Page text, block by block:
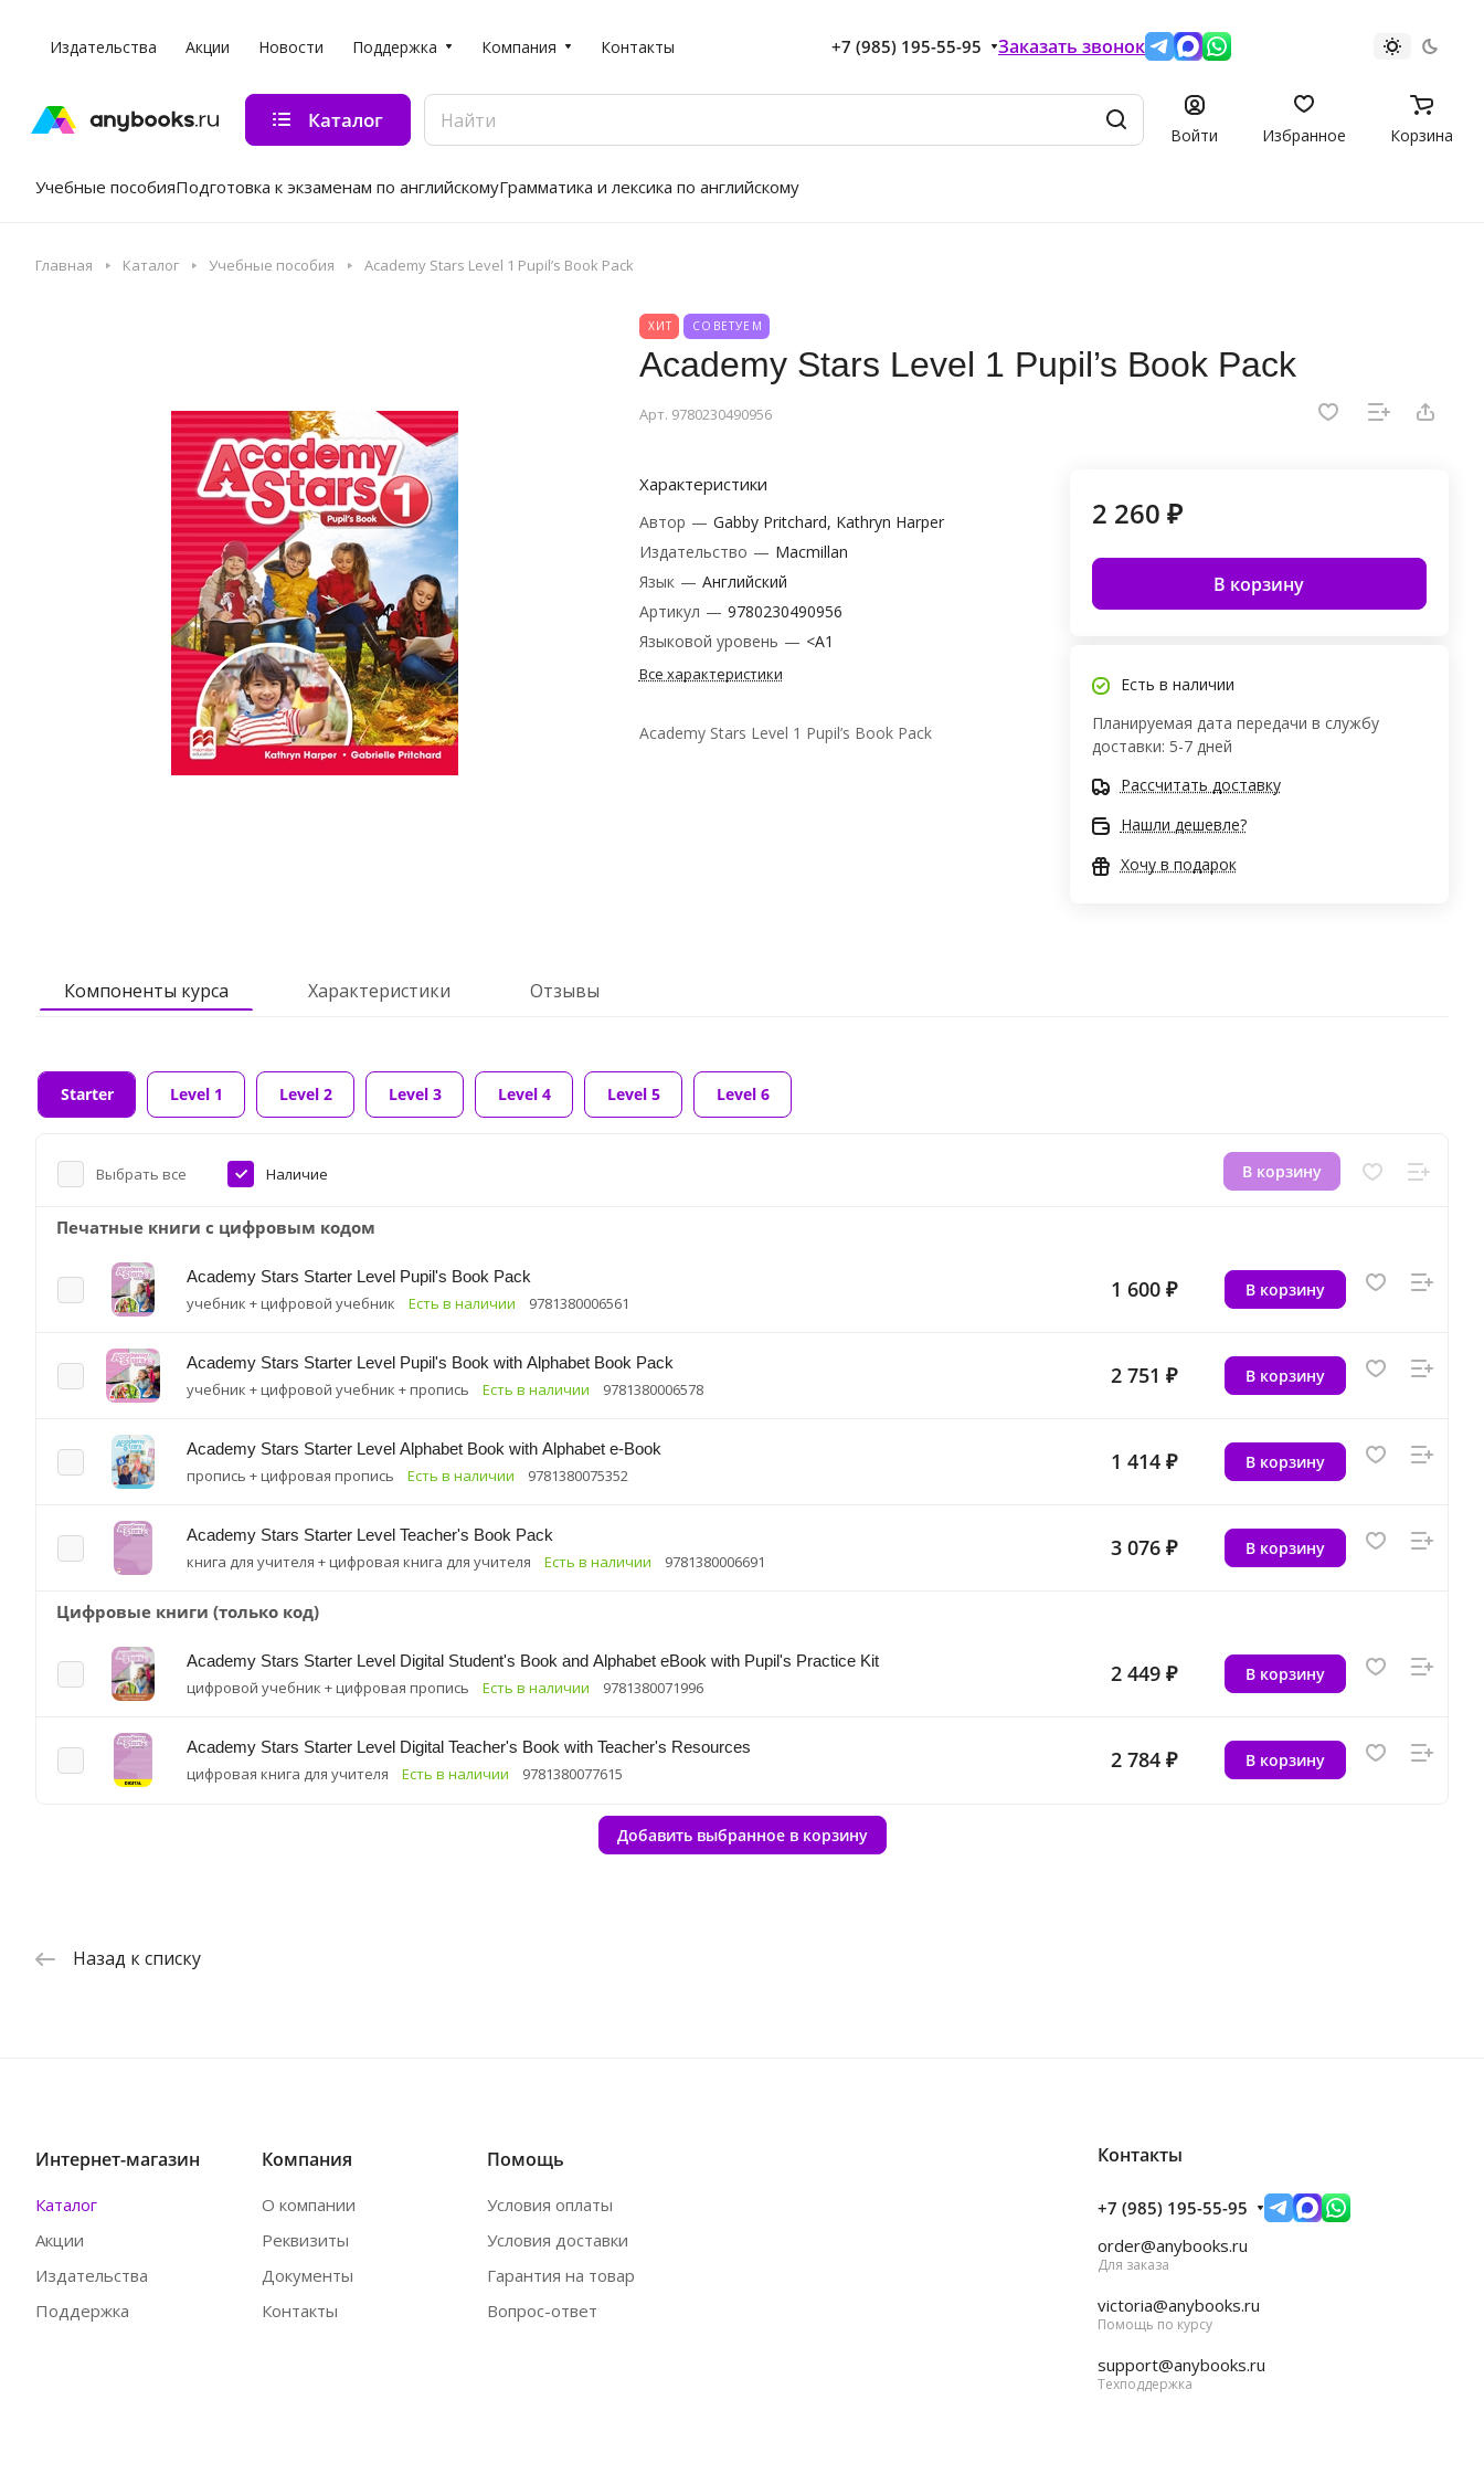
Издательства Акции Новости Поддержка Компания Контакты +7 (985) 195-55-95 Заказать звонок
Каталог
Войти Избранное Корзина
Учебные пособияПодготовка к экзаменам по английскомуГрамматика и лексика по английскому
Главная Каталог Учебные пособия Academy Stars Level 1 Pupil’s Book Pack
ХИТ СОВЕТУЕМ
Academy Stars Level 1 Pupil’s Book Pack
Арт. 9780230490956
Характеристики
Автор — Gabby Pritchard, Kathryn Harper
Издательство — Macmillan
Язык — Английский
Артикул — 9780230490956
Языковой уровень — <A1
Все характеристики
Academy Stars Level 1 Pupil’s Book Pack
2 260 ₽
В корзину
Есть в наличии
Планируемая дата передачи в службу
доставки: 5-7 дней
Рассчитать доставку
Нашли дешевле?
Хочу в подарок
Компоненты курса Характеристики Отзывы
Starter Level 1 Level 2 Level 3 Level 4 Level 5 Level 6
Выбрать все Наличие В корзину
Печатные книги с цифровым кодом
Academy Stars Starter Level Pupil's Book Pack
учебник + цифровой учебник Есть в наличии 9781380006561
1 600 ₽ В корзину
Academy Stars Starter Level Pupil's Book with Alphabet Book Pack
учебник + цифровой учебник + пропись Есть в наличии 9781380006578
2 751 ₽ В корзину
Academy Stars Starter Level Alphabet Book with Alphabet e-Book
пропись + цифровая пропись Есть в наличии 9781380075352
1 414 ₽ В корзину
Academy Stars Starter Level Teacher's Book Pack
книга для учителя + цифровая книга для учителя Есть в наличии 9781380006691
3 076 ₽ В корзину
Цифровые книги (только код)
Academy Stars Starter Level Digital Student's Book and Alphabet eBook with Pupil's Practice Kit
цифровой учебник + цифровая пропись Есть в наличии 9781380071996
2 449 ₽ В корзину
Academy Stars Starter Level Digital Teacher's Book with Teacher's Resources
цифровая книга для учителя Есть в наличии 9781380077615
2 784 ₽ В корзину
Добавить выбранное в корзину
Назад к списку
Интернет-магазин
Каталог
Акции
Издательства
Поддержка
Компания
О компании
Реквизиты
Документы
Контакты
Помощь
Условия оплаты
Условия доставки
Гарантия на товар
Вопрос-ответ
Контакты
+7 (985) 195-55-95
order@anybooks.ru
Для заказа
victoria@anybooks.ru
Помощь по курсу
support@anybooks.ru
Техподдержка